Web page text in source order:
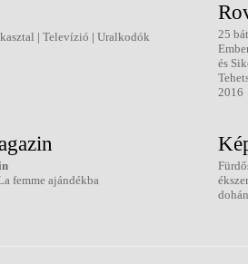
| Televízió | Uralkodók
25
és
2016
femme ajándékba